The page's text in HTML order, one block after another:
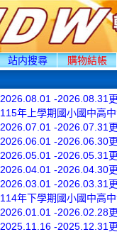
站内搜尋 購物結帳
2026.08.01 -2026.08.31
115年上學期國小國中高
2026.07.01 -2026.07.31
2026.06.01 -2026.06.30
2026.05.01 -2026.05.31
2026.04.01 -2026.04.30
2026.03.01 -2026.03.31
114年下學期國小國中高
2026.01.01 -2026.02.28
2025.11.16 -2025.12.31